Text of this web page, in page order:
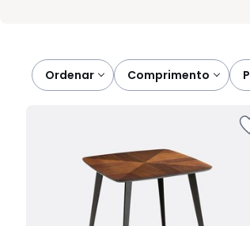
Ordenar
comprimento